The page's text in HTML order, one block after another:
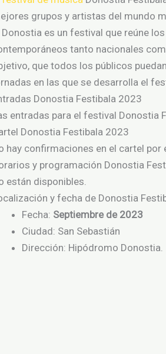
gruposy artistas del mundo
Donostia es un festival que reúne
tanto nacionales
que todos los públicos
en las que se desarrolla el
Donostia Festibala 2023
entradas para el festival Donostia
Donostia Festibala 2023
hay confirmaciones en el cartel por
y programación Donostia
están disponibles.
y fecha de Donostia
Fecha: Septiembre de 2023
Ciudad: San Sebastián
Dirección: Hipódromo Donostia.